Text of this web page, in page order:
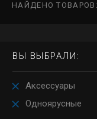
НАЙДЕНО ТОВАРОВ:
ВЫ ВЫБРАЛИ:
Аксессуары
Одноярусные